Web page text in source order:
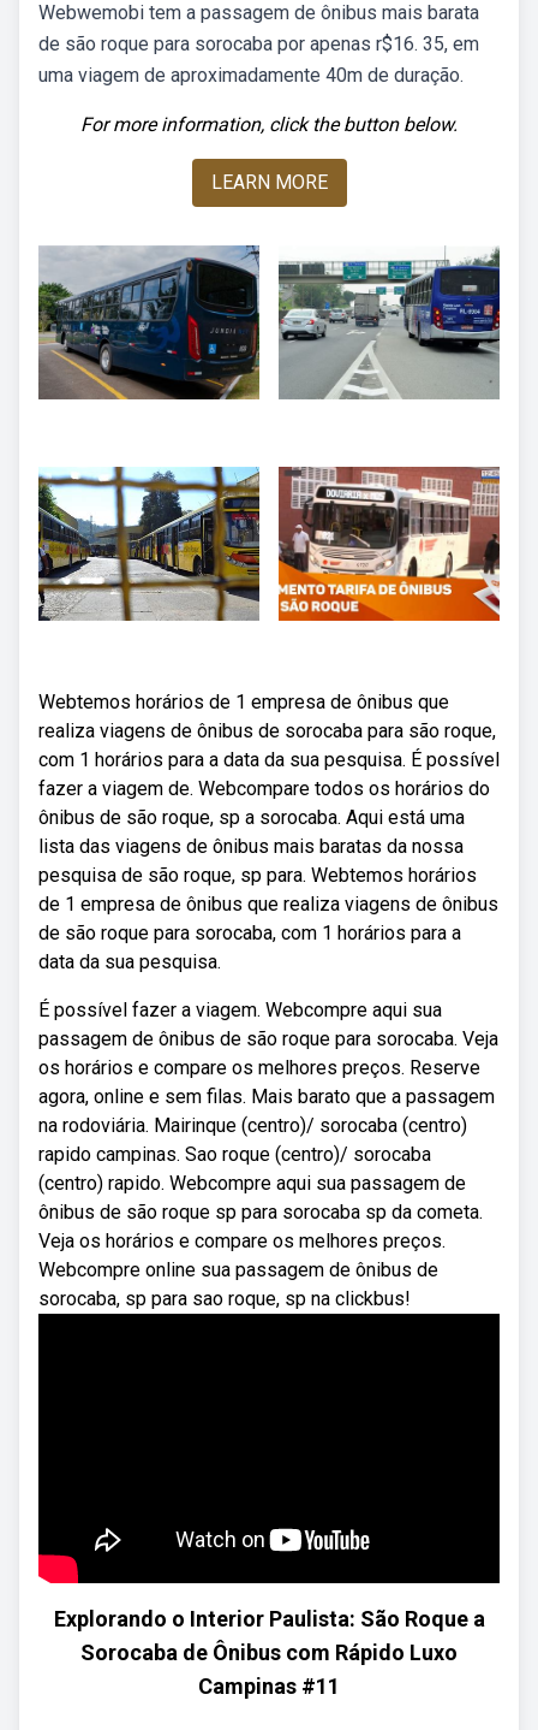
Webwemobi tem a passagem de ônibus mais barata
de são roque para sorocaba por apenas r$16. 35, em
uma viagem de aproximadamente 40m de duração.
For more information, click the button below.
LEARN MORE
Webtemos horários de 1 empresa de ônibus que
realiza viagens de ônibus de sorocaba para são roque,
com 1 horários para a data da sua pesquisa. É possível
fazer a viagem de. Webcompare todos os horários do
ônibus de são roque, sp a sorocaba. Aqui está uma
lista das viagens de ônibus mais baratas da nossa
pesquisa de são roque, sp para. Webtemos horários
de 1 empresa de ônibus que realiza viagens de ônibus
de são roque para sorocaba, com 1 horários para a
data da sua pesquisa.
É possível fazer a viagem. Webcompre aqui sua
passagem de ônibus de são roque para sorocaba. Veja
os horários e compare os melhores preços. Reserve
agora, online e sem filas. Mais barato que a passagem
na rodoviária. Mairinque (centro)/ sorocaba (centro)
rapido campinas. Sao roque (centro)/ sorocaba
(centro) rapido. Webcompre aqui sua passagem de
ônibus de são roque sp para sorocaba sp da cometa.
Veja os horários e compare os melhores preços.
Webcompre online sua passagem de ônibus de
sorocaba, sp para sao roque, sp na clickbus!
Explorando o Interior Paulista: São Roque a
Sorocaba de Ônibus com Rápido Luxo
Campinas #11